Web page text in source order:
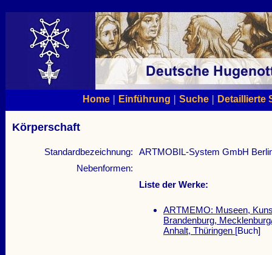
Home| Einführung | Suche| Detaillierte
Körperschaft
Standardbezeichnung:
ARTMOBIL-System GmbH
Nebenformen:
Liste der Werke:
ARTMEMO: Museen,
Brandenburg,
Anhalt, Thüringen [Buch]